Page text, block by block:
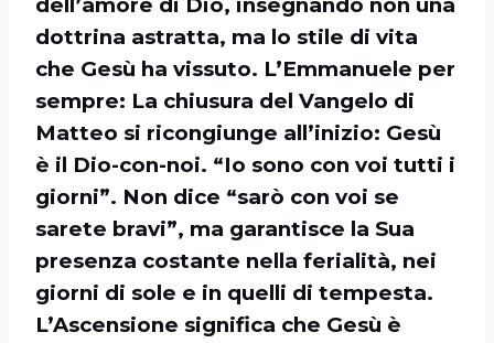
dell’amore di Dio, insegnando non una
dottrina astratta, ma lo stile di vita
che Gesù ha vissuto. L’Emmanuele per
sempre: La chiusura del Vangelo di
Matteo si ricongiunge all’inizio: Gesù
è il Dio-con-noi. “Io sono con voi tutti i
giorni”. Non dice “sarò con voi se
sarete bravi”, ma garantisce la Sua
presenza costante nella ferialità, nei
giorni di sole e in quelli di tempesta.
L’Ascensione significa che Gesù è